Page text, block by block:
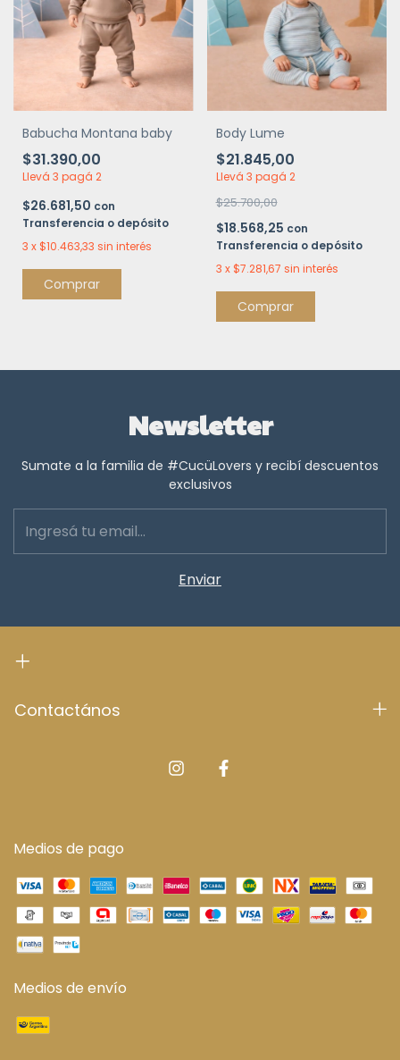
Babucha Montana baby
$31.390,00
Llevá 3 pagá 2
$26.681,50 con
Transferencia o depósito
3 x $10.463,33 sin interés
Comprar
Body Lume
$21.845,00
Llevá 3 pagá 2
$25.700,00
$18.568,25 con
Transferencia o depósito
3 x $7.281,67 sin interés
Comprar
Newsletter
Sumate a la familia de #CucüLovers y recibí descuentos
exclusivos
Contactános
Medios de pago
Medios de envío